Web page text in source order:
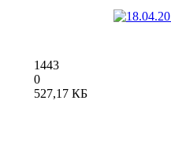
1443
0
527,17 КБ